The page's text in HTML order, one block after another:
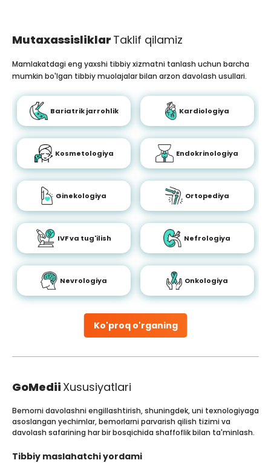
Mutaxassisliklar Taklif qilamiz
Ko'proq o'rganing
Mamlakatdagi eng yaxshi tibbiy xizmatni tanlash uchun barcha
mumkin bo'lgan tibbiy muolajalar bilan arzon davolash usullari.
Bariatrik jarrohlik Kardiologiya
Kosmetologiya Endokrinologiya
Ginekologiya Ortopediya
IVF va tug'ilish Nefrologiya
Nevrologiya Onkologiya
GoMedii Xususiyatlari
Bemorni davolashni engillashtirish, shuningdek, uni texnologiyaga
asoslangan yechimlar, bemorlarni parvarish qilish tizimi va
davolash safarining har bir bosqichida shaffoflik bilan ta'minlash.
Tibbiy maslahatchi yordami